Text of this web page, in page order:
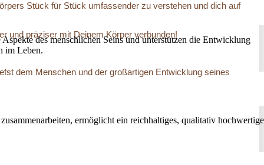
des menschlichen Seins und unterstützen die Entwicklung
im Leben.
ermöglicht ein reichhaltiges, qualitativ
Stück für Stück umfassender zu verstehen und dich auf
und präziser mit Deinem Körper verbunden!
dem Menschen und der großartigen Entwicklung seines